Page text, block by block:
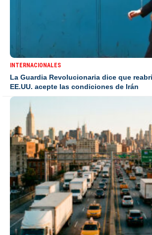
INTERNACIONALES
La Guardia Revolucionaria dice que
EE.UU. acepte las condiciones de Irán